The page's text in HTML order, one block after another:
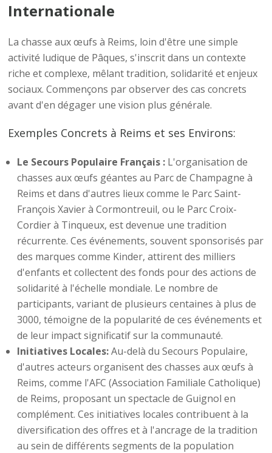
Internationale
La chasse aux œufs à Reims, loin d'être une simple
activité ludique de Pâques, s'inscrit dans un contexte
riche et complexe, mêlant tradition, solidarité et enjeux
sociaux. Commençons par observer des cas concrets
avant d'en dégager une vision plus générale.
Exemples Concrets à Reims et ses Environs:
Le Secours Populaire Français : L'organisation de
chasses aux œufs géantes au Parc de Champagne à
Reims et dans d'autres lieux comme le Parc Saint-
François Xavier à Cormontreuil, ou le Parc Croix-
Cordier à Tinqueux, est devenue une tradition
récurrente. Ces événements, souvent sponsorisés par
des marques comme Kinder, attirent des milliers
d'enfants et collectent des fonds pour des actions de
solidarité à l'échelle mondiale. Le nombre de
participants, variant de plusieurs centaines à plus de
3000, témoigne de la popularité de ces événements et
de leur impact significatif sur la communauté.
Initiatives Locales:Au-delà du Secours Populaire,
d'autres acteurs organisent des chasses aux œufs à
Reims, comme l'AFC (Association Familiale Catholique)
de Reims, proposant un spectacle de Guignol en
complément. Ces initiatives locales contribuent à la
diversification des offres et à l'ancrage de la tradition
au sein de différents segments de la population